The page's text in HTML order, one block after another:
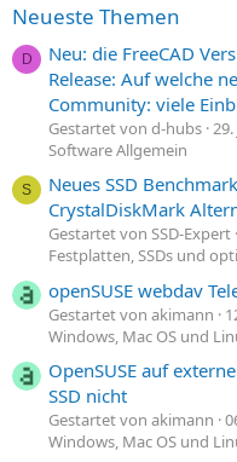
Neueste Themen
D
Neu: die FreeCAD
Release: Auf welche
Community: viele
Gestartet von d-hubs 29.
Software Allgemein
S
Neues SSD
CrystalDiskMark
Gestartet von SSD-Expert
Festplatten, SSDs und
openSUSE webdav
Gestartet von akimann
Windows, Mac OS und
OpenSUSE auf
SSD nicht
Gestartet von akimann
Windows, Mac OS und